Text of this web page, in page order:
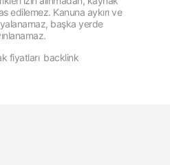
edilemez. Kanuna aykırı ve
başka yerde
fiyatları backlink